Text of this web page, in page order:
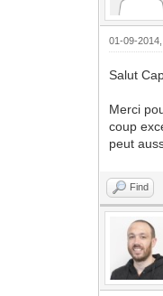
01-09-
Salut
Merci
coup
peut
Find